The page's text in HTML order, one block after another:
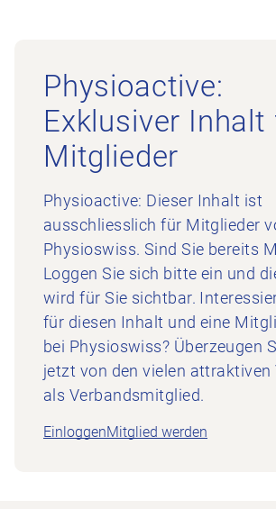
Physioactive:
Exklusiver Inhalt
Mitglieder
Physioactive: Dieser Inhalt ist
ausschliesslich für Mitglieder
Physioswiss. Sind Sie bereits
Loggen Sie sich bitte ein und
wird für Sie sichtbar.
für diesen Inhalt und eine
bei Physioswiss? Überzeugen
jetzt von den vielen attraktiven
als Verbandsmitglied.
EinloggenMitglied werden